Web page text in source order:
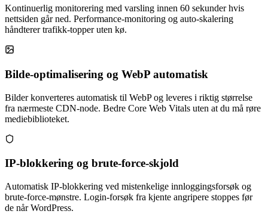
Kontinuerlig monitorering med varsling innen 60 sekunder hvis
nettsiden går ned. Performance-monitoring og auto-skalering
håndterer trafikk-topper uten kø.
Bilde-optimalisering og WebP automatisk
Bilder konverteres automatisk til WebP og leveres i riktig størrelse
fra nærmeste CDN-node. Bedre Core Web Vitals uten at du må røre
mediebiblioteket.
IP-blokkering og brute-force-skjold
Automatisk IP-blokkering ved mistenkelige innloggingsforsøk og
brute-force-mønstre. Login-forsøk fra kjente angripere stoppes før
de når WordPress.